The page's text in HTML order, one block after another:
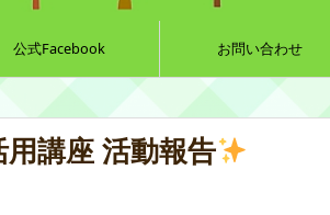
公式Facebook お問い合わせ
用講座 活動報告